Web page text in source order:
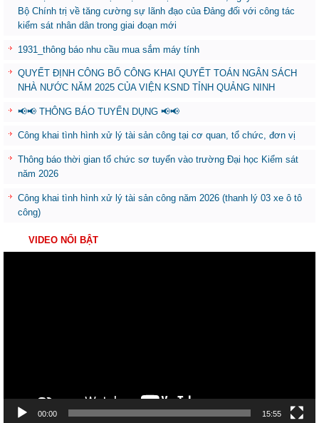
Bộ Chính trị về tăng cường sự lãnh đạo của Đảng đối với công tác
kiểm sát nhân dân trong giai đoạn mới
1931_thông báo nhu cầu mua sắm máy tính
QUYẾT ĐỊNH CÔNG BỐ CÔNG KHAI QUYẾT TOÁN NGÂN SÁCH
NHÀ NƯỚC NĂM 2025 CỦA VIỆN KSND TỈNH QUẢNG NINH
📢📢 THÔNG BÁO TUYỂN DỤNG 📢📢
Công khai tình hình xử lý tài sản công tại cơ quan, tổ chức, đơn vị
Thông báo thời gian tổ chức sơ tuyển vào trường Đại học Kiểm sát
năm 2026
Công khai tình hình xử lý tài sản công năm 2026 (thanh lý 03 xe ô tô
công)
VIDEO NỔI BẬT
00:00 15:55